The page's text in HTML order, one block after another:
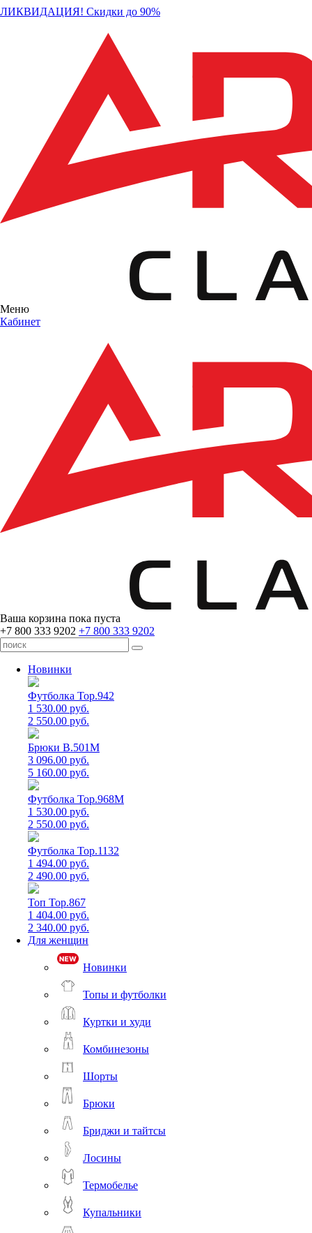
ЛИКВИДАЦИЯ! Скидки до 90%
Меню
Кабинет
Ваша корзина пока пуста
+7 800 333 9202 +7 800 333 9202
Новинки
Футболка Top.942
1 530.00 руб.
2 550.00 руб.
Брюки B.501M
3 096.00 руб.
5 160.00 руб.
Футболка Top.968M
1 530.00 руб.
2 550.00 руб.
Футболка Top.1132
1 494.00 руб.
2 490.00 руб.
Топ Top.867
1 404.00 руб.
2 340.00 руб.
Для женщин
Новинки
Топы и футболки
Куртки и худи
Комбинезоны
Шорты
Брюки
Бриджи и тайтсы
Лосины
Термобелье
Купальники